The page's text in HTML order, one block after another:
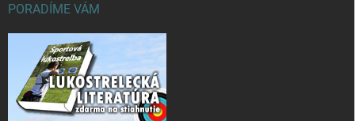
PORADÍME VÁM